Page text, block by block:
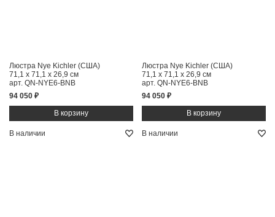
Люстра Nye Kichler (США)
71,1 x 71,1 x 26,9 см
арт. QN-NYE6-BNB
94 050 ₽
Люстра Nye Kichler (США)
71,1 x 71,1 x 26,9 см
арт. QN-NYE6-BNB
94 050 ₽
В наличии В наличии